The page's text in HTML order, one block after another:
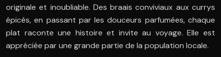
originale et inoubliable. Des braais conviviaux aux currys
épicés, en passant par les douceurs parfumées, chaque
plat raconte une histoire et invite au voyage. Elle est
appréciée par une grande partie de la population locale.